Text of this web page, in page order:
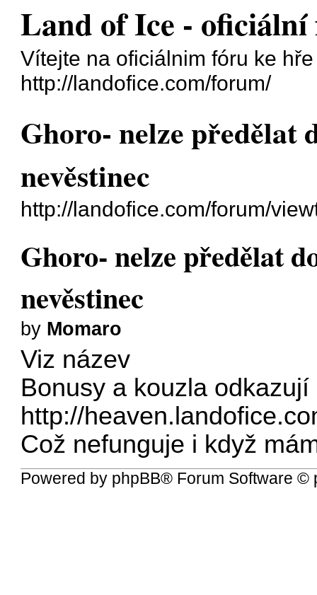
Land of Ice -
Vítejte na oficiálnim fóru ke
http://landofice.com/forum/
Ghoro- nelze předělat
nevěstinec
http://landofice.com/forum/
Ghoro- nelze předělat
nevěstinec
by Momaro
Viz název
Bonusy a kouzla odkazují
http://
Což nefunguje i když
Powered by phpBB® Forum Software ©